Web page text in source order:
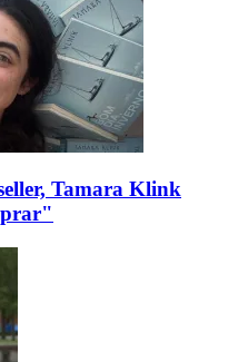
Tamara Klink